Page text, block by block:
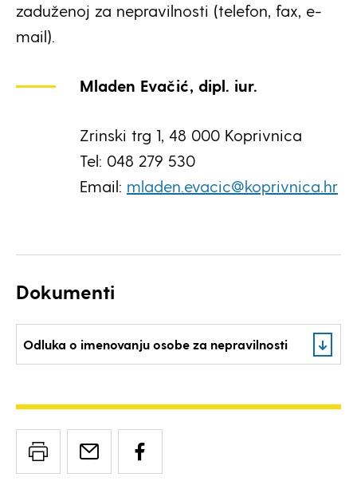
zaduženoj za nepravilnosti (telefon, fax, e-
mail).
Mladen Evačić, dipl. iur.
Zrinski trg 1, 48 000 Koprivnica
Tel: 048 279 530
Email: mladen.evacic@koprivnica.hr
Dokumenti
Odluka o imenovanju osobe za nepravilnosti